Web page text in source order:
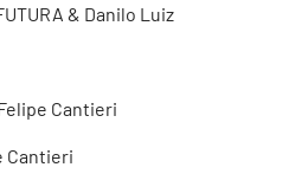
& Danilo Luiz
Cantieri
Cantieri